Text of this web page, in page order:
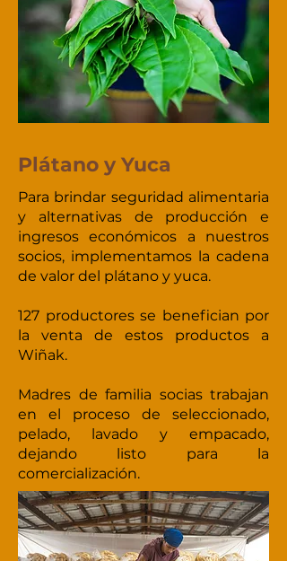
Plátano y Yuca
Para brindar seguridad alimentaria
y alternativas de producción e
ingresos económicos a nuestros
socios, implementamos la cadena
de valor del plátano y yuca.
127 productores se benefician por
la venta de estos productos a
Wiñak.
Madres de familia socias trabajan
en el proceso de seleccionado,
pelado, lavado y empacado,
dejando listo para la
comercialización.